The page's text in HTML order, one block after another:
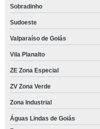
Sobradinho
Sudoeste
Valparaíso de Goiás
Vila Planalto
ZE Zona Especial
ZV Zona Verde
Zona Industrial
Águas Lindas de Goiás